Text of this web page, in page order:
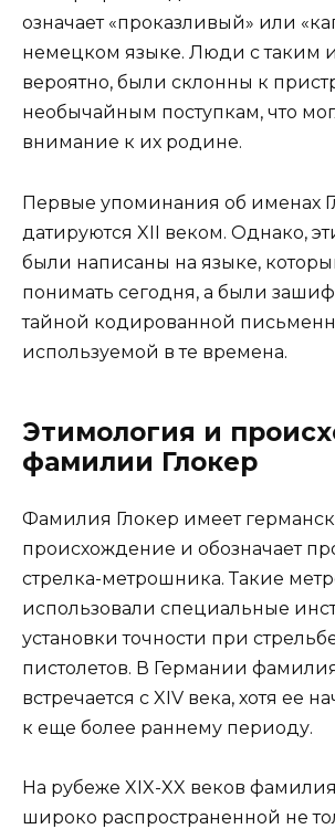
означает «проказливый» или
немецком языке. Люди с таким
вероятно, были склонны к
необычайным поступкам, что
внимание к их родине.
Первые упоминания об именах
датируются XII веком. Однако,
были написаны на языке,
понимать сегодня, а были
тайной кодированной
используемой в те времена.
Этимология и
фамилии Глокер
Фамилия Глокер имеет
происхождение и обозначает
стрелка-метрошника. Такие
использовали специальные
установки точности при
пистолетов. В Германии
встречается с XIV века, хотя ее
к еще более раннему периоду.
На рубеже XIX-XX веков фамилия
широко распространенной не